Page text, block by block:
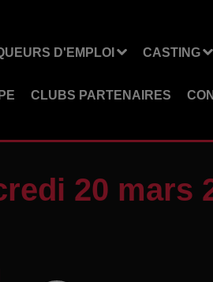
D'EMPLOI CASTING
CLUBS PARTENAIRES
20 mars